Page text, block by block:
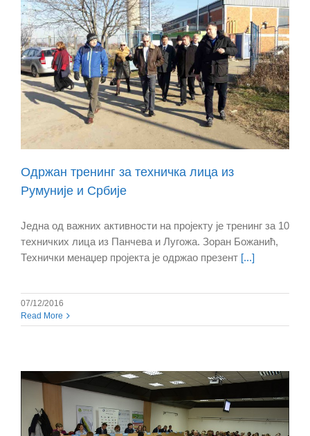
Одржан тренинг за техничка лица из
Румуније и Србије
Једна од важних активности на пројекту је тренинг за 10
техничких лица из Панчева и Лугожа. Зоран Божанић,
Технички менаџер пројекта је одржао презент [...]
07/12/2016
Read More